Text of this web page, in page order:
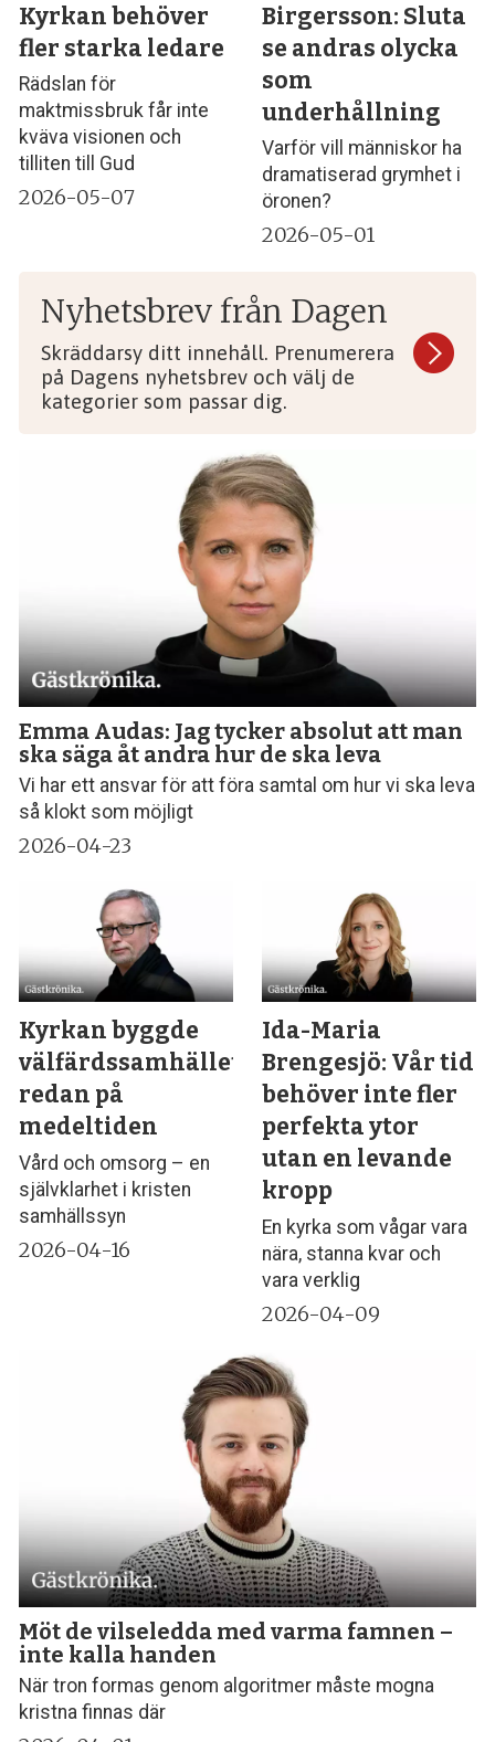
Kyrkan behöver
fler starka ledare
Rädslan för
maktmissbruk får inte
kväva visionen och
tilliten till Gud
2026-05-07
Birgersson: Sluta
se andras olycka
som
underhållning
Varför vill människor ha
dramatiserad grymhet i
öronen?
2026-05-01
Nyhetsbrev från Dagen
Skräddarsy ditt innehåll. Prenumerera
på Dagens nyhetsbrev och välj de
kategorier som passar dig.
Emma Audas: Jag tycker absolut att man
ska säga åt andra hur de ska leva
Vi har ett ansvar för att föra samtal om hur vi ska leva
så klokt som möjligt
2026-04-23
Kyrkan byggde
välfärdssamhället
redan på
medeltiden
Vård och omsorg – en
självklarhet i kristen
samhällssyn
2026-04-16
Ida-Maria
Brengesjö: Vår tid
behöver inte fler
perfekta ytor
utan en levande
kropp
En kyrka som vågar vara
nära, stanna kvar och
vara verklig
2026-04-09
Möt de vilseledda med varma famnen –
inte kalla handen
När tron formas genom algoritmer måste mogna
kristna finnas där